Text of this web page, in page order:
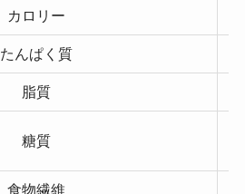
カロリー
たんぱく質
脂質
糖質
食物繊維